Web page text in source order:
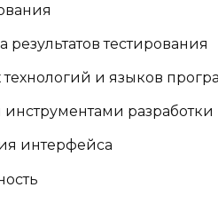
результатов тестирования
и языков
разработки
интерфейса